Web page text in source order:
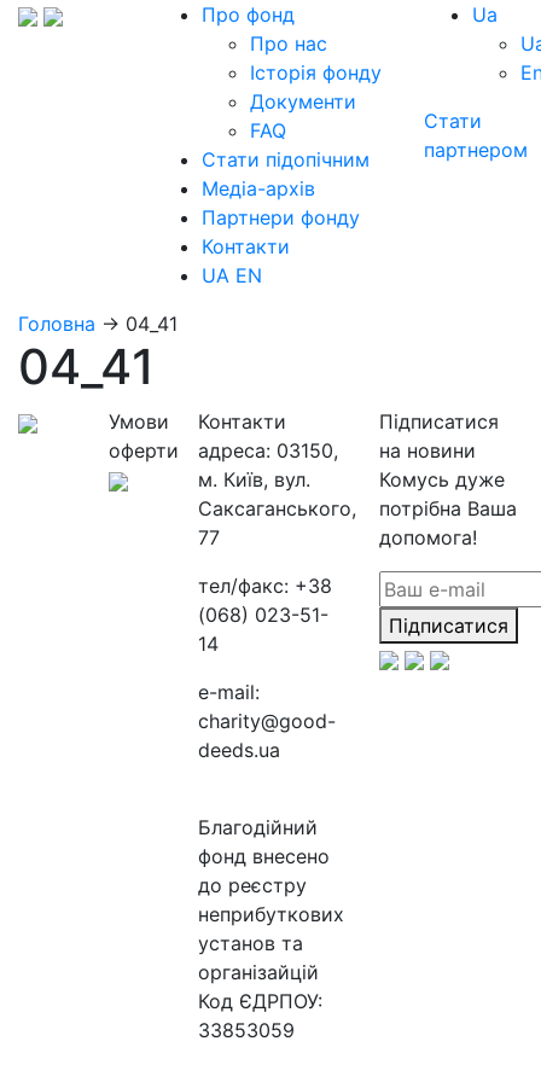
Про фонд
Про нас
Історія фонду
Документи
FAQ
Стати підопічним
Медіа-архів
Партнери фонду
Контакти
UA EN
Ua
Стати
партнером
Головна → 04_41
04_41
Умови
оферти
Контакти
адреса: 03150,
м. Київ, вул.
Саксаганського,
77
тел/факс: +38
(068) 023-51-
14
e-mail:
charity@good-
deeds.ua
Благодійний
фонд внесено
до реєстру
неприбуткових
установ та
організайцій
Код ЄДРПОУ:
33853059
Підписатися
на новини
Комусь дуже
потрібна Ваша
допомога!
Підписатися